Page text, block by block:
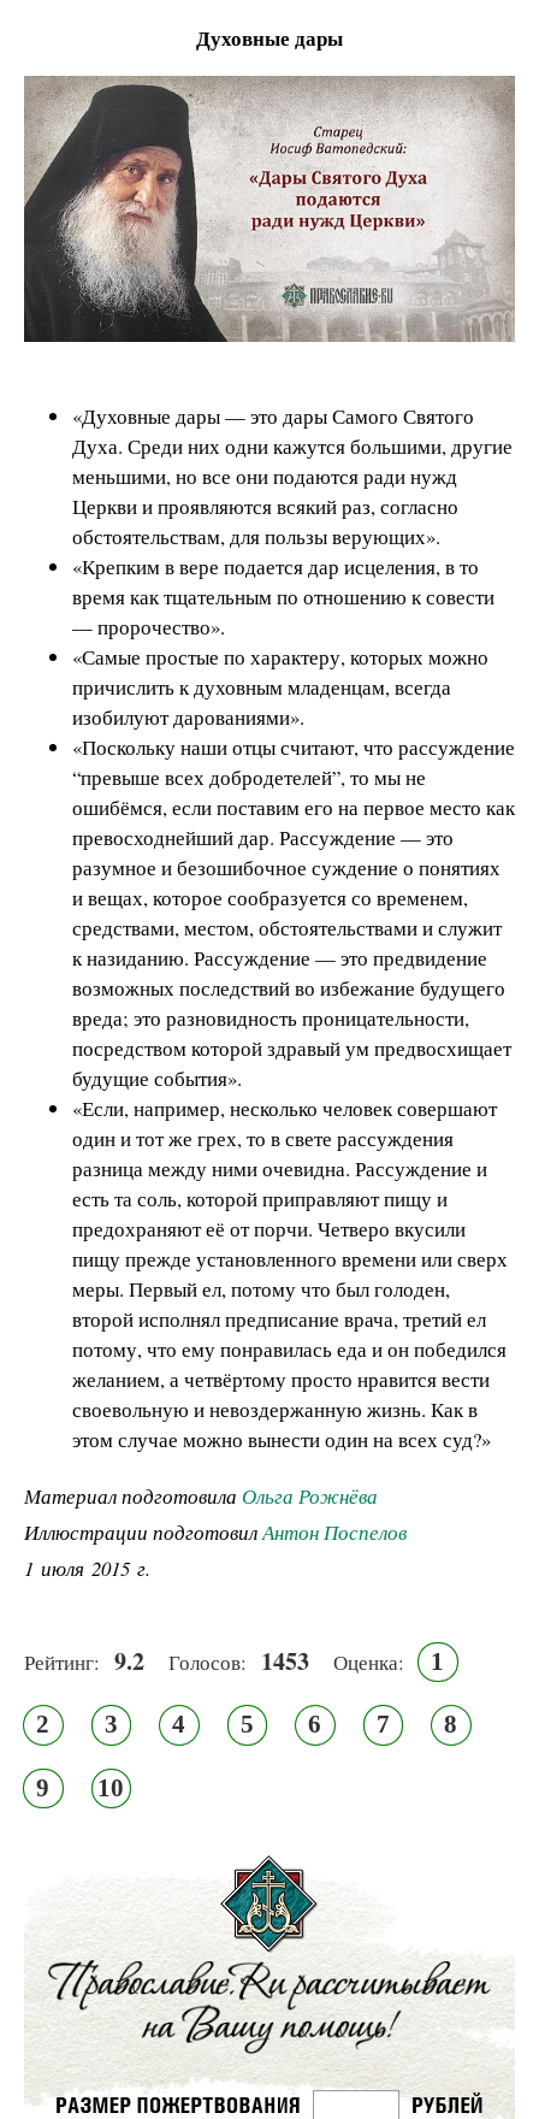
Духовные дары
«Духовные дары — это дары Самого Святого
Духа. Среди них одни кажутся большими, другие
меньшими, но все они подаются ради нужд
Церкви и проявляются всякий раз, согласно
обстоятельствам, для пользы верующих».
«Крепким в вере подается дар исцеления, в то
время как тщательным по отношению к совести
— пророчество».
«Самые простые по характеру, которых можно
причислить к духовным младенцам, всегда
изобилуют дарованиями».
«Поскольку наши отцы считают, что рассуждение
“превыше всех добродетелей”, то мы не
ошибёмся, если поставим его на первое место как
превосходнейший дар. Рассуждение — это
разумное и безошибочное суждение о понятиях
и вещах, которое сообразуется со временем,
средствами, местом, обстоятельствами и служит
к назиданию. Рассуждение — это предвидение
возможных последствий во избежание будущего
вреда; это разновидность проницательности,
посредством которой здравый ум предвосхищает
будущие события».
«Если, например, несколько человек совершают
один и тот же грех, то в свете рассуждения
разница между ними очевидна. Рассуждение и
есть та соль, которой приправляют пищу и
предохраняют её от порчи. Четверо вкусили
пищу прежде установленного времени или сверх
меры. Первый ел, потому что был голоден,
второй исполнял предписание врача, третий ел
потому, что ему понравилась еда и он победился
желанием, а четвёртому просто нравится вести
своевольную и невоздержанную жизнь. Как в
этом случае можно вынести один на всех суд?»
Материал подготовила Ольга Рожнёва
Иллюстрации подготовилАнтон Поспелов
1 июля 2015 г.
Рейтинг: 9.2 Голосов: 1453 Оценка: 1
2 3 4 5 6 7 8
9 10